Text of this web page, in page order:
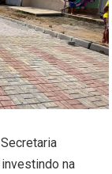
na